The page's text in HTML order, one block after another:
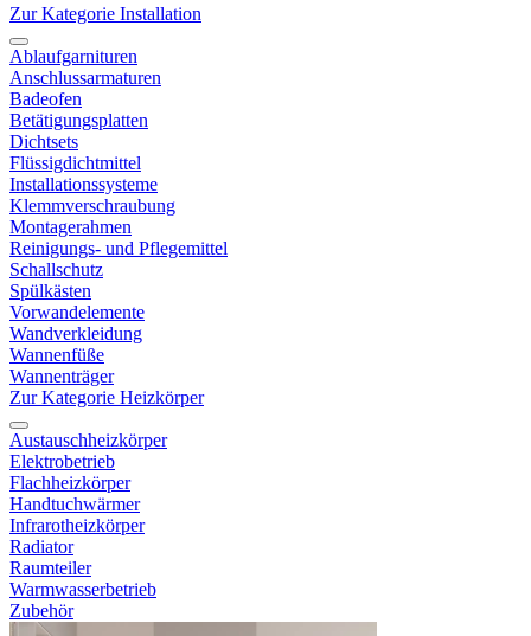
Zur Kategorie Installation
Ablaufgarnituren
Anschlussarmaturen
Badeofen
Betätigungsplatten
Dichtsets
Flüssigdichtmittel
Installationssysteme
Klemmverschraubung
Montagerahmen
Reinigungs- und Pflegemittel
Schallschutz
Spülkästen
Vorwandelemente
Wandverkleidung
Wannenfüße
Wannenträger
Zur Kategorie Heizkörper
Austauschheizkörper
Elektrobetrieb
Flachheizkörper
Handtuchwärmer
Infrarotheizkörper
Radiator
Raumteiler
Warmwasserbetrieb
Zubehör